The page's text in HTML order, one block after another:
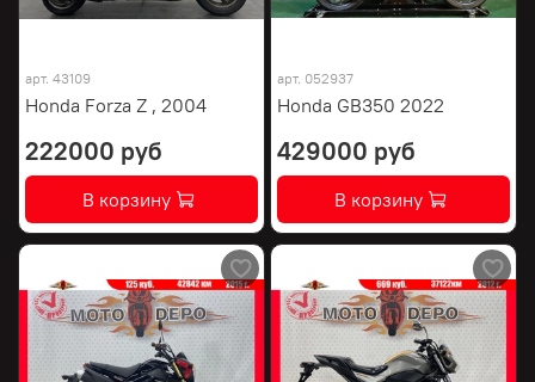
арт. 43109
Honda Forza Z , 2004
222000 руб
В корзину
арт. 052937
Honda GB350 2022
429000 руб
В корзину